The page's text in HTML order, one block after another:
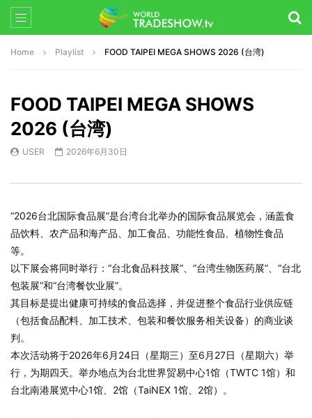
Home Playlist FOOD TAIPEI MEGA SHOWS 2026 (台湾)
FOOD TAIPEI MEGA SHOWS
2026 (台湾)
USER 2026年6月30日
“2026台北国际食品展”是台湾台北举办的国际食品展览会，涵盖食
品饮料、农产品和海产品、加工食品、功能性食品、植物性食品
等。
以下展会将同时举行：“台北食品科技展”、“台湾生物医药展”、“台北
包装展”和“台湾餐饮业展”。
其目标是提出健康可持续的食品选择，并促进整个食品行业供应链
（包括食品配料、加工技术、包装和餐饮服务相关设备）的商业谈
判。
本次活动将于2026年6月24日（星期三）至6月27日（星期六）举
行，为期四天。举办地点为台北世界贸易中心1馆（TWTC 1馆）和
台北南港展览中心1馆、2馆（TaiNEX 1馆、2馆）。